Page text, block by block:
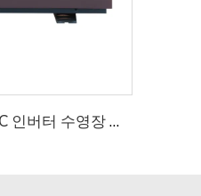
Micoe R32 R410a 공기 원열 DC 인버터 수영장 열펌프